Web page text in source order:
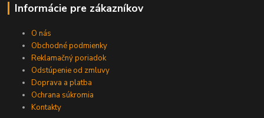
Informácie pre zákazníkov
O nás
Obchodné podmienky
Reklamačný poriadok
Odstúpenie od zmluvy
Doprava a platba
Ochrana súkromia
Kontakty